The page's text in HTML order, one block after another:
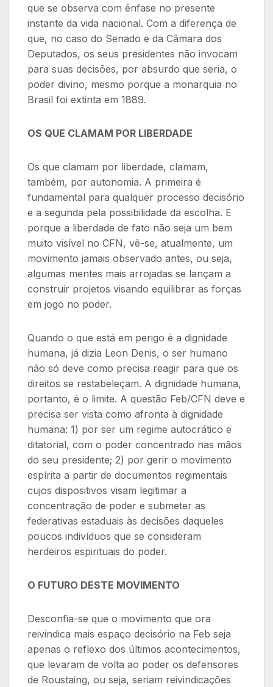
que se observa com ênfase no presente
instante da vida nacional. Com a diferença de
que, no caso do Senado e da Câmara dos
Deputados, os seus presidentes não invocam
para suas decisões, por absurdo que seria, o
poder divino, mesmo porque a monarquia no
Brasil foi extinta em 1889.
OS QUE CLAMAM POR LIBERDADE
Os que clamam por liberdade, clamam,
também, por autonomia. A primeira é
fundamental para qualquer processo decisório
e a segunda pela possibilidade da escolha. E
porque a liberdade de fato não seja um bem
muito visível no CFN, vê-se, atualmente, um
movimento jamais observado antes, ou seja,
algumas mentes mais arrojadas se lançam a
construir projetos visando equilibrar as forças
em jogo no poder.
Quando o que está em perigo é a dignidade
humana, já dizia Leon Denis, o ser humano
não só deve como precisa reagir para que os
direitos se restabeleçam. A dignidade humana,
portanto, é o limite. A questão Feb/CFN deve e
precisa ser vista como afronta à dignidade
humana: 1) por ser um regime autocrático e
ditatorial, com o poder concentrado nas mãos
do seu presidente; 2) por gerir o movimento
espírita a partir de documentos regimentais
cujos dispositivos visam legitimar a
concentração de poder e submeter as
federativas estaduais às decisões daqueles
poucos indivíduos que se consideram
herdeiros espirituais do poder.
O FUTURO DESTE MOVIMENTO
Desconfia-se que o movimento que ora
reivindica mais espaço decisório na Feb seja
apenas o reflexo dos últimos acontecimentos,
que levaram de volta ao poder os defensores
de Roustaing, ou seja, seriam reivindicações